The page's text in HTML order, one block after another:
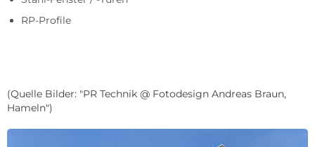
RP-Profile
(Quelle Bilder: "PR Technik @ Fotodesign Andreas Braun,
Hameln")